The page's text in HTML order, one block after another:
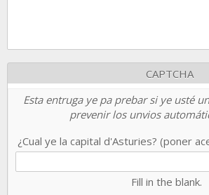
CAPTCHA
Esta entruga ye pa prebar si ye usté
prevenir los unvios
¿Cual ye la capital d'Asturies? (poner
Fill in the blank.